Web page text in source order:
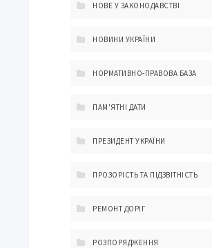
НОВЕ У ЗАКОНОДАВСТВІ
НОВИНИ УКРАЇНИ
НОРМАТИВНО-ПРАВОВА БАЗА
ПАМ'ЯТНІ ДАТИ
ПРЕЗИДЕНТ УКРАЇНИ
ПРОЗОРІСТЬ ТА ПІДЗВІТНІСТЬ
РЕМОНТ ДОРІГ
РОЗПОРЯДЖЕННЯ